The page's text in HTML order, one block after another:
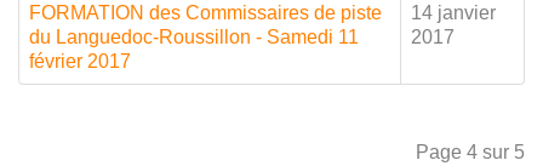
FORMATION des Commissaires de piste
du Languedoc-Roussillon - Samedi 11
février 2017
14 janvier
2017
Page 4 sur 5